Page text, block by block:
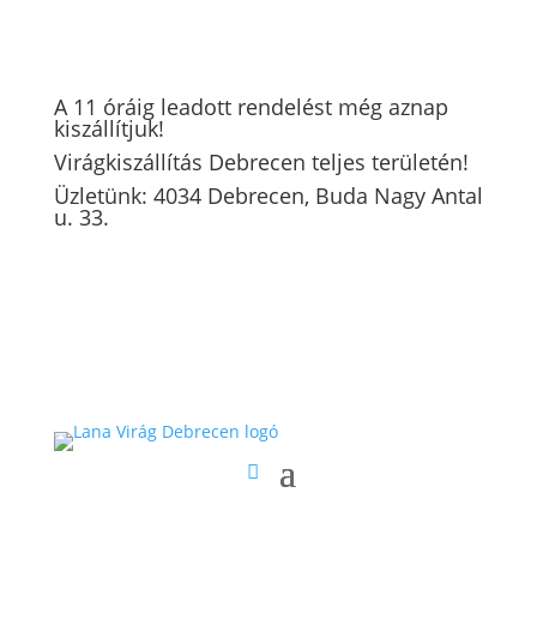
A 11 óráig leadott rendelést még aznap
kiszállítjuk!
Virágkiszállítás Debrecen teljes területén!
Üzletünk: 4034 Debrecen, Buda Nagy Antal
u. 33.